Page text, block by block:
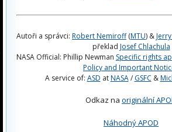
Autoři a správci: Robert Nemiroff(MTU) &
překlad Josef Chlachula
NASA Official: Phillip Newman Specific rights
Policy and Important
A service of: ASD atNASA/ GSFC &
Odkaz na originální
Náhodný APOD